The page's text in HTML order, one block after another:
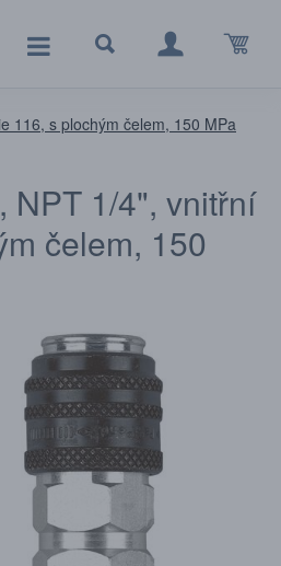
116, s plochým čelem, 150 MPa
NPT 1/4", vnitřní
čelem, 150